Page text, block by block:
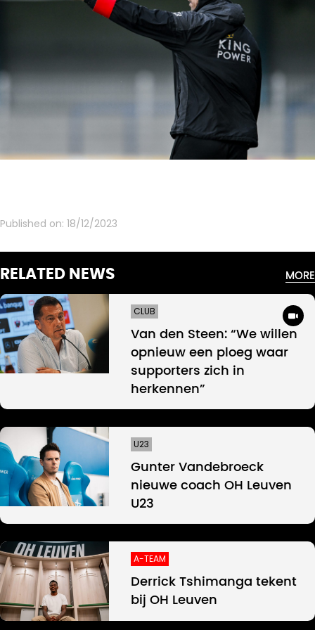
Published on: 18/12/2023
RELATED NEWS MORE
CLUB
Van den Steen: “We willen
opnieuw een ploeg waar
supporters zich in
herkennen”
U23
Gunter Vandebroeck
nieuwe coach OH Leuven
U23
A-TEAM
Derrick Tshimanga tekent
bij OH Leuven